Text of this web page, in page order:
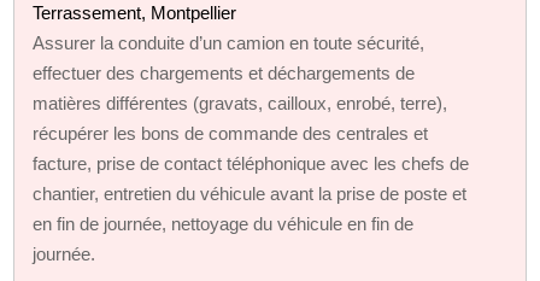
Terrassement, Montpellier
Assurer la conduite d’un camion en toute sécurité,
effectuer des chargements et déchargements de
matières différentes (gravats, cailloux, enrobé, terre),
récupérer les bons de commande des centrales et
facture, prise de contact téléphonique avec les chefs de
chantier, entretien du véhicule avant la prise de poste et
en fin de journée, nettoyage du véhicule en fin de
journée.